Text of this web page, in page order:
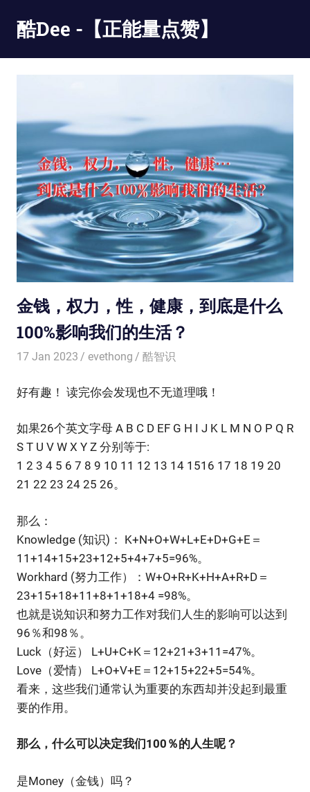
content
酷Dee -【正能量点赞】
酷
金钱，权力，性，健康，到底是什么
100%影响我们的生活？
17 Jan 2023 evethong 酷智识
好有趣！ 读完你会发现也不无道理哦！
如果26个英文字母 A B C D EF G H I J K L M N O P Q R
S T U V W X Y Z 分别等于:
1 2 3 4 5 6 7 8 9 10 11 12 13 14 1516 17 18 19 20
21 22 23 24 25 26。
那么：
Knowledge (知识)： K+N+O+W+L+E+D+G+E＝
11+14+15+23+12+5+4+7+5=96%。
Workhard (努力工作）：W+O+R+K+H+A+R+D＝
23+15+18+11+8+1+18+4 =98%。
也就是说知识和努力工作对我们人生的影响可以达到
96％和98％。
Luck（好运） L+U+C+K＝12+21+3+11=47%。
Love（爱情） L+O+V+E＝12+15+22+5=54%。
看来，这些我们通常认为重要的东西却并没起到最重
要的作用。
那么，什么可以决定我们100％的人生呢？
是Money（金钱）吗？